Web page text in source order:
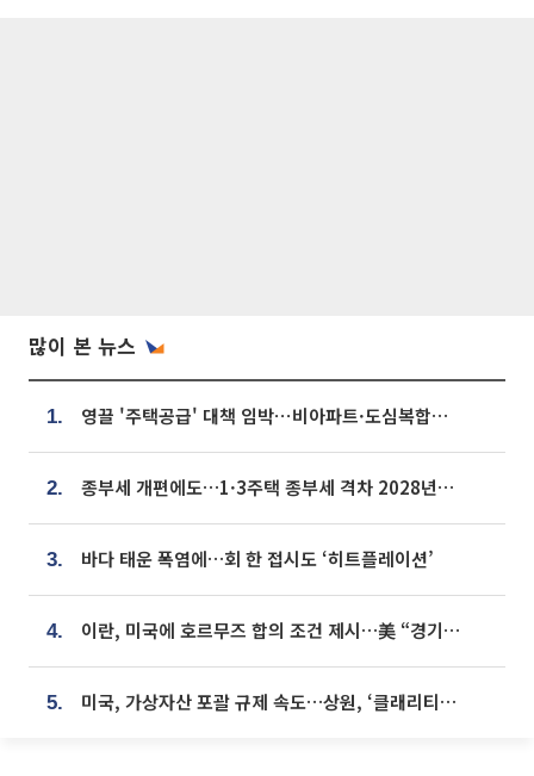
많이 본 뉴스
1. 영끌 '주택공급' 대책 임박⋯비아파트·도심복합까지 총동원
2. 종부세 개편에도…1·3주택 종부세 격차 2028년부터 확대
3. 바다 태운 폭염에…회 한 접시도 ‘히트플레이션’
4. 이란, 미국에 호르무즈 합의 조건 제시…美 “경기 아직 안 끝나” [종합]
5. 미국, 가상자산 포괄 규제 속도…상원, ‘클래리티법’ 9월 절차투표 추진